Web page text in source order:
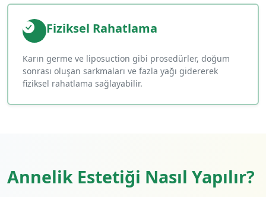
Fiziksel Rahatlama
Karın germe ve liposuction gibi prosedürler, doğum
sonrası oluşan sarkmaları ve fazla yağı gidererek
fiziksel rahatlama sağlayabilir.
Annelik Estetiği Nasıl Yapılır?